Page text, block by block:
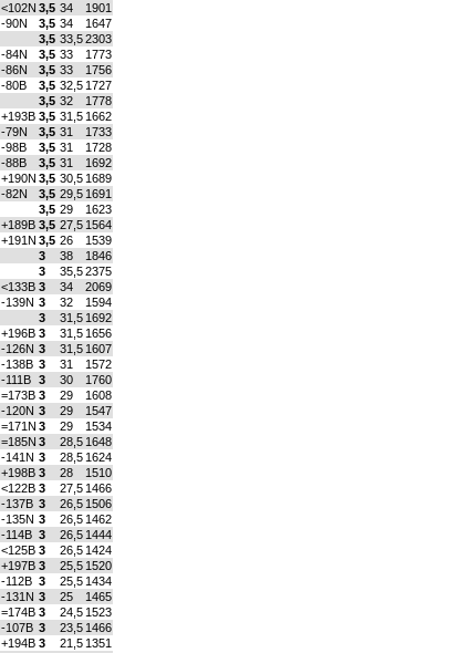
<102N 3,5 34
1901
-90N 3,5 34
1647
3,5 33,52303
-84N 3,5 33
1773
-86N 3,5 33
1756
-80B 3,5 32,5 1727
3,5 32
1778
+193B 3,5 31,5 1662
-79N 3,5 31
1733
-98B 3,5 31
1728
-88B 3,5 31
1692
+190N 3,5 30,5 1689
-82N 3,5 29,5 1691
3,5 29
1623
+189B 3,5 27,5 1564
+191N 3,5 26
1539
3 38
1846
3 35,52375
<133B 3 34
2069
-139N 3 32
1594
3 31,5 1692
+196B 3 31,5 1656
-126N 3 31,5 1607
-138B 3 31
1572
-111B 3 30
1760
=173B 3 29
1608
-120N 3 29
1547
=171N 3 29
1534
=185N 3 28,5 1648
-141N 3 28,5 1624
+198B 3 28
1510
<122B 3 27,5 1466
-137B 3 26,5 1506
-135N 3 26,5 1462
-114B 3 26,5 1444
<125B 3 26,5 1424
+197B 3 25,5 1520
-112B 3 25,5 1434
-131N 3 25
1465
=174B 3 24,5 1523
-107B 3 23,5 1466
+194B 3 21,5 1351